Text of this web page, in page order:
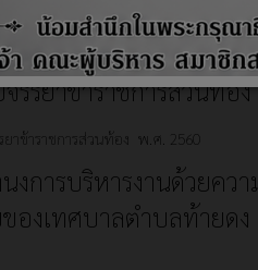
การปฏิบัติงานประจำปี 2560 (Annual
จรรยาข้าราชการส่วนท้อ
าข้าราชการส่วนท้อง พ.ศ. 2560
นงการบริหารงานด้วยค
องเทศบาลตำบลท้ายดง